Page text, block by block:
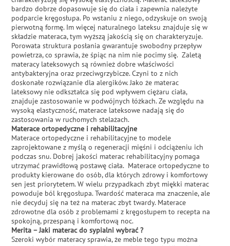
bardzo dobrze dopasowuje się do ciała i zapewnia należyte
podparcie kręgosłupa. Po wstaniu z niego, odzyskuje on swoją
pierwotną formę. Im więcej naturalnego lateksu znajduje się w
składzie materaca, tym wyższą jakością się on charakteryzuje.
Porowata struktura posłania gwarantuje swobodny przepływ
powietrza, co sprawia, że śpiąc na nim nie pocimy się. Zaletą
materacy lateksowych są również dobre właściwości
antybakteryjna oraz przeciwgrzybicze. Czyni to z nich
doskonałe rozwiązanie dla alergików. Jako że materac
lateksowy nie odkształca się pod wpływem ciężaru ciała,
znajduje zastosowanie w podwójnych łóżkach. Ze względu na
wysoką elastyczność, materace lateksowe nadają się do
zastosowania w ruchomych stelażach.
Materace ortopedyczne i rehabilitacyjne
Materace ortopedyczne i rehabilitacyjne to modele
zaprojektowane z myślą o regeneracji mięśni i odciążeniu ich
podczas snu. Dobrej jakości materac rehabilitacyjny pomaga
utrzymać prawidłową postawę ciała. Materace ortopedyczne to
produkty kierowane do osób, dla których zdrowy i komfortowy
sen jest priorytetem. W wielu przypadkach zbyt miękki materac
powoduje ból kręgosłupa. Twardość materaca ma znaczenie, ale
nie decyduj się na też na materac zbyt twardy. Materace
zdrowotne dla osób z problemami z kręgosłupem to recepta na
spokojną, przespaną i komfortową noc.
Merita – Jaki materac do sypialni wybrać ?
Szeroki wybór materacy sprawia, że meble tego typu można